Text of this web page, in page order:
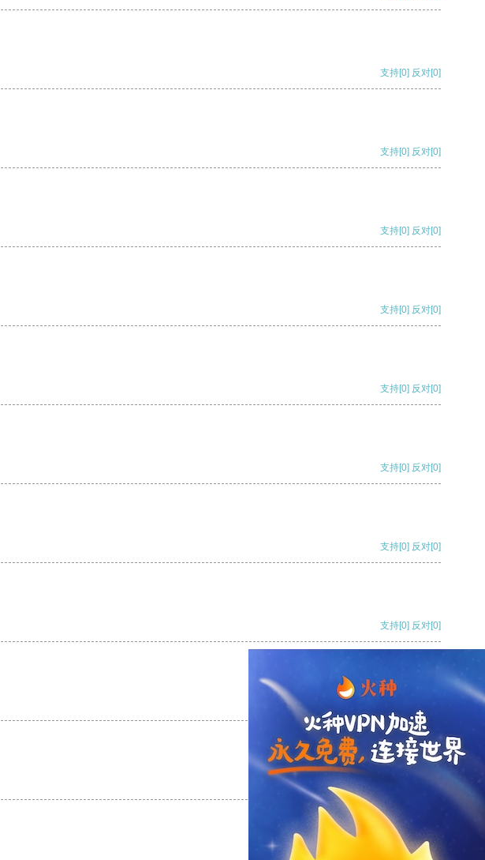
支持[0] 反对[0]
支持[0] 反对[0]
支持[0] 反对[0]
支持[0] 反对[0]
支持[0] 反对[0]
支持[0] 反对[0]
支持[0] 反对[0]
支持[0] 反对[0]
反对